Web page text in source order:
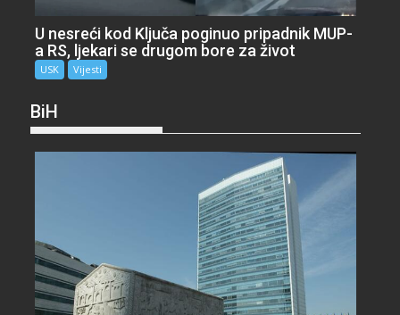
U nesreći kod Ključa poginuo pripadnik MUP-
a RS, ljekari se drugom bore za život
USK Vijesti
BiH